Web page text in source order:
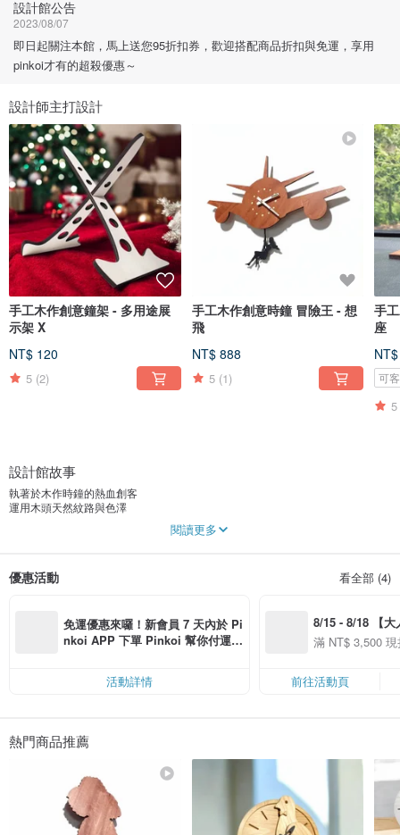
設計館公告
2023/08/07
即日起關注本館，馬上送您95折扣券，歡迎搭配商品折扣與免運，享用
pinkoi才有的超殺優惠～
設計師主打設計
手工木作創意鐘架 - 多用途展
示架 X
NT$ 120
5 (2)
手工木作創意時鐘 冒險王 - 想
飛
NT$ 888
5 (1)
手
座
可
5
設計館故事
執著於木作時鐘的熱血創客
運用木頭天然紋路與色澤
讓居家擺飾更有型、更生動、更歡樂.....
美好設計～持續放送....
閱讀更多
優惠活動 看全部 (4)
免運優惠來囉！新會員 7 天內於 Pi
nkoi APP 下單 Pinkoi 幫你付運
活動詳情
8/15 - 8/18 【大
季】滿
50
滿 NT$ 3,500
前往活動頁
熱門商品推薦